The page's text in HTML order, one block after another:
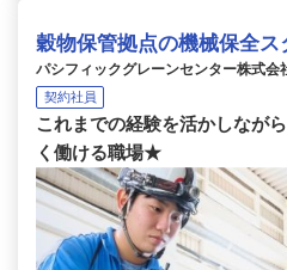
穀物保管拠点の機械保全ス
パシフィックグレーンセンター株式
契約社員
これまでの経験を活かしなが
く働ける職場★